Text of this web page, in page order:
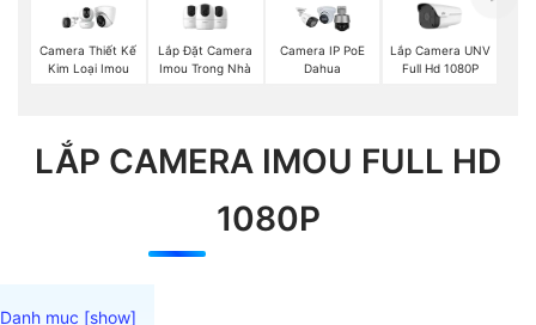
Camera Thiết Kế
Kim Loại Imou
Lắp Đặt Camera
Imou Trong Nhà
Camera IP PoE
Dahua
Lắp Camera UNV
Full Hd 1080P
LẮP CAMERA IMOU FULL HD
1080P